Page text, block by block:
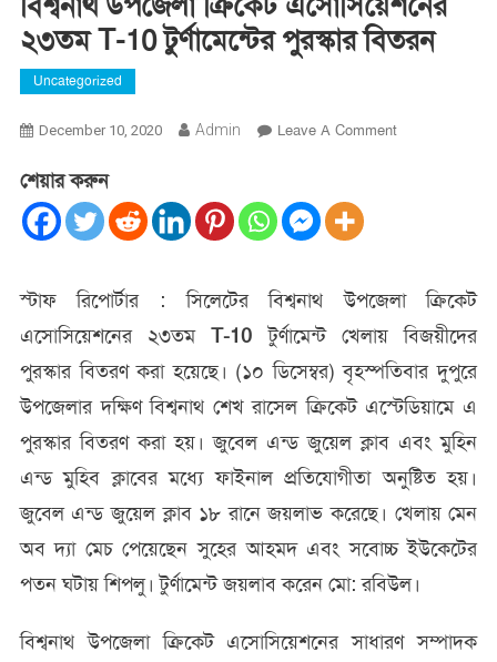
২৩তম T-10 টুর্ণামেন্টের পুরস্কার বিতরন
Uncategorized
December 10, 2020 Admin Leave A CommentOn
10
টুর্ণামেন্টের
পুরস্কার
বিতরন
শেয়ার করুন
স্টাফ রিপোর্টার : সিলেটের বিশ্বনাথ উপজেলা ক্রিকেট
এসোসিয়েশনের ২৩তমT-10 টুর্ণামেন্ট খেলায় বিজয়ীদের
পুরস্কার বিতরণ করা হয়েছে। (১০ ডিসেম্বর) বৃহস্পতিবার দুপুরে
উপজেলার দক্ষিণ বিশ্বনাথ শেখ রাসেল ক্রিকেট এস্টেডিয়ামে এ
পুরস্কার বিতরণ করা হয়। জুবেল এন্ড জুয়েল ক্লাব এবং মুহিন
এন্ড মুহিব ক্লাবের মধ্যে ফাইনাল প্রতিযোগীতা অনুষ্টিত হয়।
জুবেল এন্ড জুয়েল ক্লাব ১৮ রানে জয়লাভ করেছে। খেলায় মেন
অব দ্যা মেচ পেয়েছেন সুহের আহমদ এবং সবোচ্চ ইউকেটের
পতন ঘটায় শিপলু। টুর্ণামেন্ট জয়লাব করেন মো: রবিউল।
বিশ্বনাথ উপজেলা ক্রিকেট এসোসিয়েশনের সাধারণ সম্পাদক